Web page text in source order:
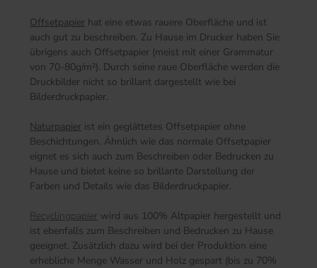
Offsetpapier hat eine etwas rauere Oberfläche und ist
auch gut zu beschreiben. Zu Hause im Drucker haben Sie
übrigens auch Offsetpapier (meist mit einer Grammatur
von 70-80g/m²). Durch seine raue Oberfläche werden die
Druckbilder nicht so brillant dargestellt wie bei
Bilderdruckpapier.
Naturpapier ist ein geglättetes Offsetpapier ohne
Beschichtungen. Ähnlich wie das normale Offsetpapier
eignet es sich auch zum Beschreiben oder Bedrucken zu
Hause und bietet keine so brillante Darstellung der
Farben und Details wie das Bilderdruckpapier.
Recyclingpapier wird aus 100% Altpapier hergestellt und
ist ebenfalls zum Beschreiben und Bedrucken zu Hause
geeignet. Zusätzlich dazu wird bei der Produktion eine
erhebliche Menge Wasser und Holz gespart (bis zu 70%